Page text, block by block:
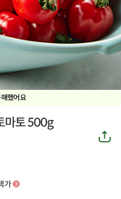
했어요
마토 500g
가
공
유